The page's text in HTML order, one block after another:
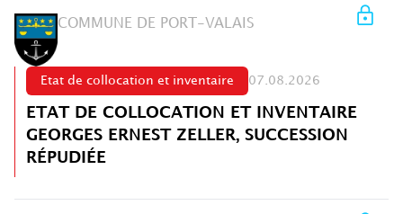
COMMUNE DE PORT-VALAIS
Etat de collocation et inventaire 07.08.2026
ETAT DE COLLOCATION ET INVENTAIRE
GEORGES ERNEST ZELLER, SUCCESSION
RÉPUDIÉE